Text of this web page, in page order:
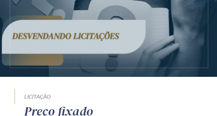
LICITAÇÃO
Preço fixado